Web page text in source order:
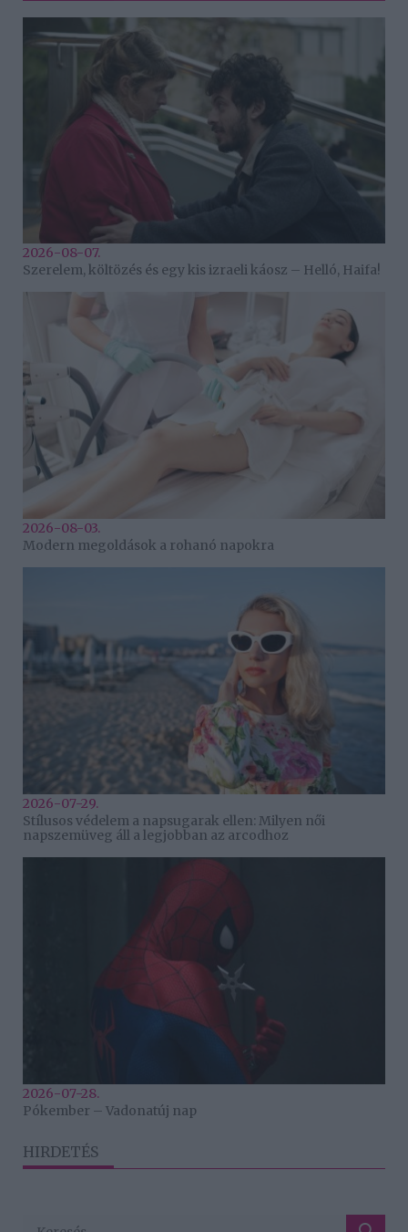
2026-08-07.
Szerelem, költözés és egy kis izraeli káosz – Helló, Haifa!
2026-08-03.
Modern megoldások a rohanó napokra
2026-07-29.
Stílusos védelem a napsugarak ellen: Milyen női
napszemüveg áll a legjobban az arcodhoz
2026-07-28.
Pókember – Vadonatúj nap
HIRDETÉS